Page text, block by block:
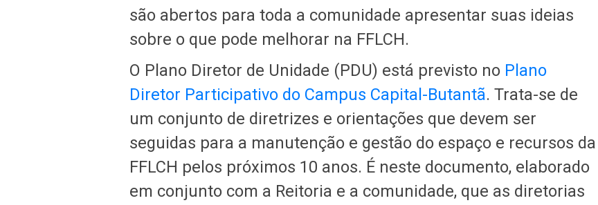
são abertos para toda a comunidade apresentar suas ideias
sobre o que pode melhorar na FFLCH.
O Plano Diretor de Unidade (PDU) está previsto no Plano
Diretor Participativo do Campus Capital-Butantã. Trata-se de
um conjunto de diretrizes e orientações que devem ser
seguidas para a manutenção e gestão do espaço e recursos da
FFLCH pelos próximos 10 anos. É neste documento, elaborado
em conjunto com a Reitoria e a comunidade, que as diretorias